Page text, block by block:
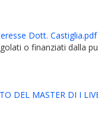
Dott. Castiglia.pdf
o finanziati dalla
DEL MASTER DI I